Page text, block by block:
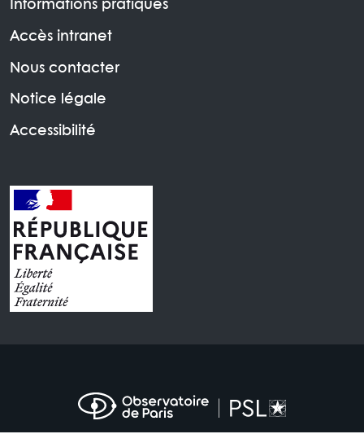
Informations pratiques
Accès intranet
Nous contacter
Notice légale
Accessibilité